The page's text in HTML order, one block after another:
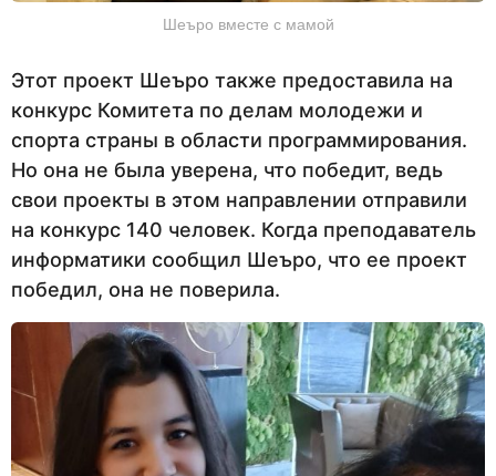
Шеъро вместе с мамой
Этот проект Шеъро также предоставила на
конкурс Комитета по делам молодежи и
спорта страны в области программирования.
Но она не была уверена, что победит, ведь
свои проекты в этом направлении отправили
на конкурс 140 человек. Когда преподаватель
информатики сообщил Шеъро, что ее проект
победил, она не поверила.